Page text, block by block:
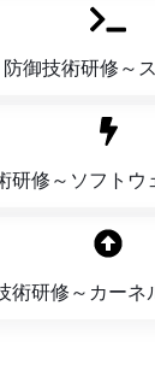
御技術研修～
研修～ソフトウ
術研修～カーネ